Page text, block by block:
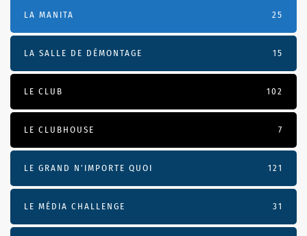
LA MANITA 25
LA SALLE DE DÉMONTAGE 15
LE CLUB 102
LE CLUBHOUSE 7
LE GRAND N’IMPORTE QUOI 121
LE MÉDIA CHALLENGE 31